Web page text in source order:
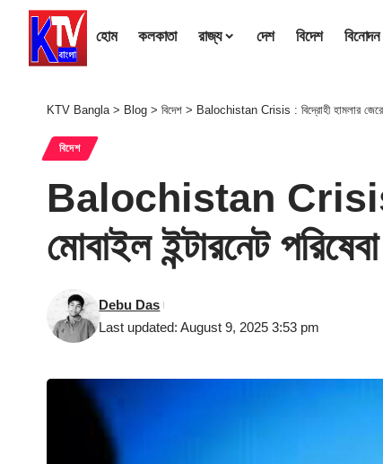
হোম কলকাতা রাজ্য দেশ বিদেশ বিনোদন
KTV Bangla> Blog > বিদেশ > Balochistan Crisis : বিদ্রোহী হামলার জেরে
বিদেশ
Balochistan Crisis :
মোবাইল ইন্টারনেট
Last updated: August 9, 2025 3:53 pm
Debu Das